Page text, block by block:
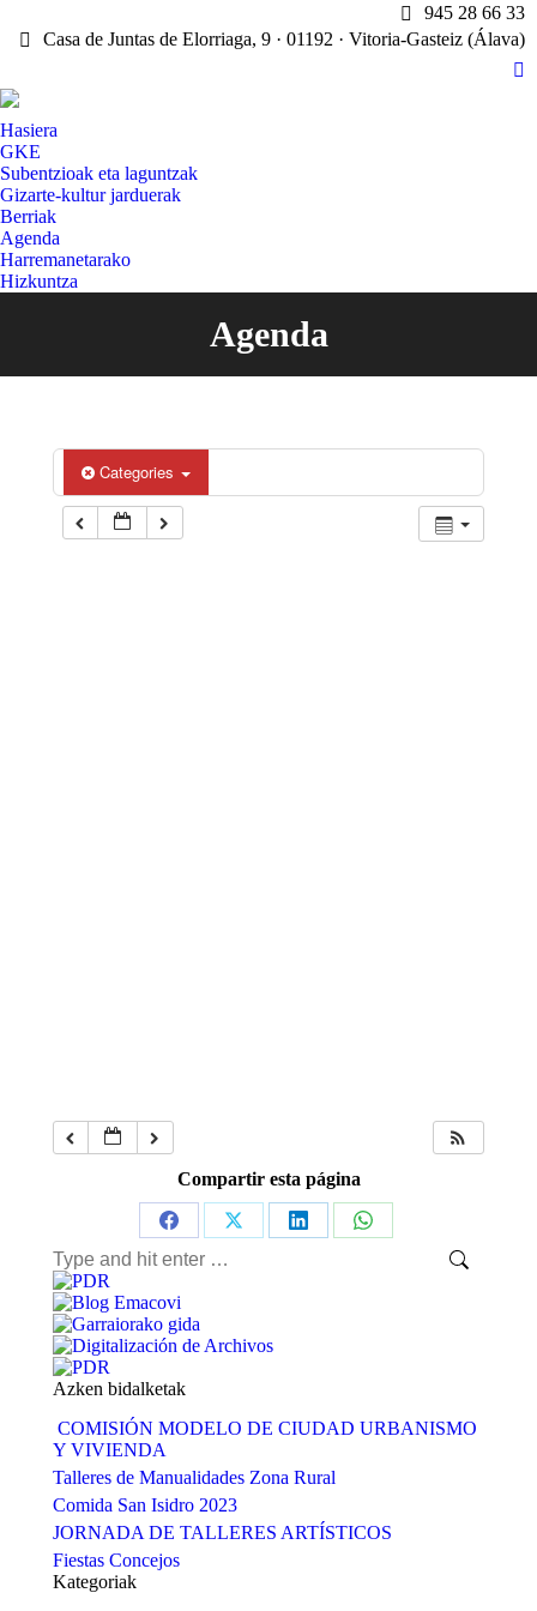
945 28 66 33
Casa de Juntas de Elorriaga, 9 · 01192 · Vitoria-Gasteiz (Álava)
X
Hasiera
GKE
Subentzioak eta laguntzak
Gizarte-kultur jarduerak
Berriak
Agenda
Harremanetarako
Hizkuntza
Agenda
You are here:
Categories
Compartir esta página
Share
on
Facebook
Share
Share
Share
Search:
Azken bidalketak
COMISIÓN MODELO DE CIUDAD URBANISMO
Y VIVIENDA
Talleres de Manualidades Zona Rural
Comida San Isidro 2023
JORNADA DE TALLERES ARTÍSTICOS
Fiestas Concejos
Kategoriak